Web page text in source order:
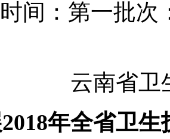
时间：第一批次
云南省卫
年全省卫